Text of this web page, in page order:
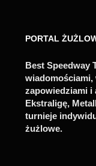
PORTAL
Best Speedway
wiadomościami,
zapowiedziami i
Ekstraligę,
turnieje
żużlowe.